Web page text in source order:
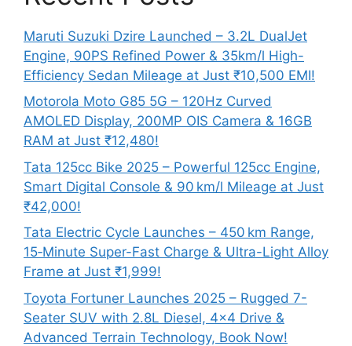
Maruti Suzuki Dzire Launched – 3.2L DualJet
Engine, 90PS Refined Power & 35km/l High-
Efficiency Sedan Mileage at Just ₹10,500 EMI!
Motorola Moto G85 5G – 120Hz Curved
AMOLED Display, 200MP OIS Camera & 16GB
RAM at Just ₹12,480!
Tata 125cc Bike 2025 – Powerful 125cc Engine,
Smart Digital Console & 90 km/l Mileage at Just
₹42,000!
Tata Electric Cycle Launches – 450 km Range,
15‑Minute Super-Fast Charge & Ultra-Light Alloy
Frame at Just ₹1,999!
Toyota Fortuner Launches 2025 – Rugged 7-
Seater SUV with 2.8L Diesel, 4×4 Drive &
Advanced Terrain Technology, Book Now!